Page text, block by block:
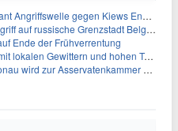
gegen Kiews Energieinfrastruktur
auf russische Grenzstadt Belgorod
Ende der Frühverrentung
Gewittern und hohen Temperaturen
zur Asservatenkammer der Geschichte